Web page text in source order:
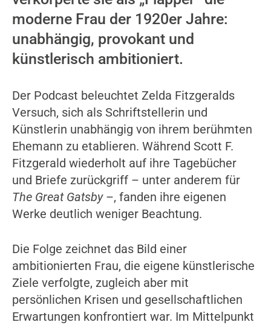
moderne Frau der 1920er Jahre:
unabhängig, provokant und
künstlerisch ambitioniert.
Der Podcast beleuchtet Zelda Fitzgeralds
Versuch, sich als Schriftstellerin und
Künstlerin unabhängig von ihrem berühmten
Ehemann zu etablieren. Während Scott F.
Fitzgerald wiederholt auf ihre Tagebücher
und Briefe zurückgriff – unter anderem für
The Great Gatsby–, fanden ihre eigenen
Werke deutlich weniger Beachtung.
Die Folge zeichnet das Bild einer
ambitionierten Frau, die eigene künstlerische
Ziele verfolgte, zugleich aber mit
persönlichen Krisen und gesellschaftlichen
Erwartungen konfrontiert war. Im Mittelpunkt